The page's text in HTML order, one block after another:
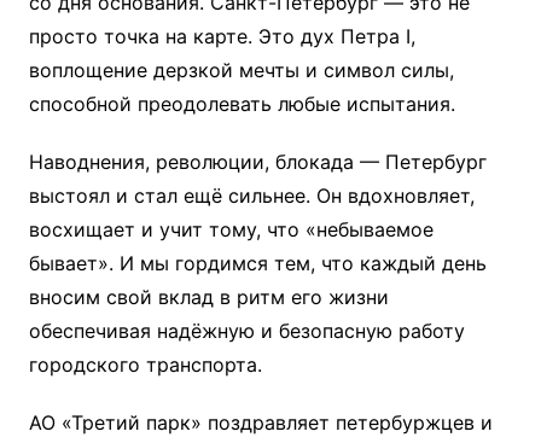
просто точка на карте. Это дух Петра I,
воплощение дерзкой мечты и символ силы,
способной преодолевать любые испытания.
Наводнения, революции, блокада — Петербург
выстоял и стал ещё сильнее. Он вдохновляет,
восхищает и учит тому, что «небываемое
бывает». И мы гордимся тем, что каждый день
вносим свой вклад в ритм его жизни
обеспечивая надёжную и безопасную работу
городского транспорта.
АО «Третий парк» поздравляет петербуржцев и